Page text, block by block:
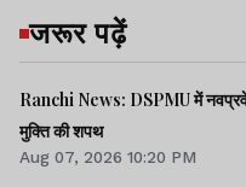
जरूर पढ़ें
Ranchi News: DSPMU में नवप्रवेशी
मुक्ति की शपथ
Aug 07, 2026 10:20 PM